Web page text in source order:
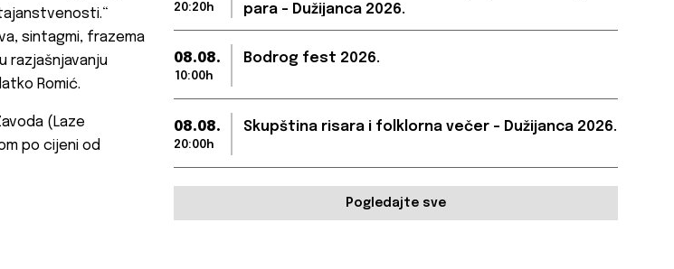
sintagmi, frazema
razjašnjavanju
Romić.
(Laze
po cijeni od
20:20h
para – Dužijanca 2026.
08.08.
10:00h
Bodrog fest 2026.
08.08.
20:00h
Skupština risara i folklorna večer – Dužijanca 2026.
Pogledajte sve